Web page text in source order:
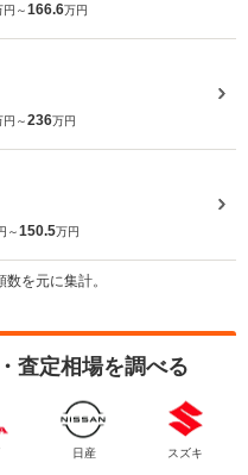
円～166.6万円
円～236万円
～150.5万円
を元に集計。
査定相場を調べる
日産 スズキ